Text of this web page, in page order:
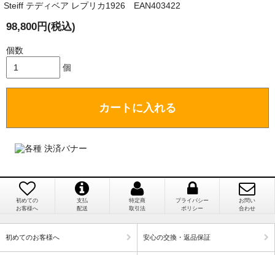
国内で一度検品をしますので、決済確認後、２～４
週間でのお届けとなります。
（稀に、通関手続き等に時間がかかり、納期が遅れる
ます。）
注文のキャンセルは可能ですか？
お取り寄せ商品となっておりますため、仕入先へ発
個人情報の漏洩は大丈夫でしょうか？
お客様の個人上を送信するにあたり、当店では日本
兵庫県 A・K 様 （女性）
「ベアちゃんの紹介分が丁寧に書かれていたこ
き、対応に誠実さを感じました」
り」だったこと」
Steiff テディベア レプリカ1926 EAN403422
98,800円(税込)
個数
個
カートに入れる
初めての
お客様へ
支払
配送
特定商
取引法
プライバシー
ポリシー
お問い
合わせ
初めてのお客様へ 安心の交換・返品保証